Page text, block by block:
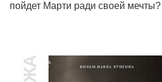
пойдет Марти ради своей мечты?